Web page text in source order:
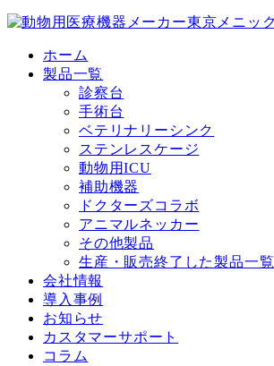
ホーム
製品一覧
診察台
手術台
ベテリナリーシンク
ステンレスケージ
動物用ICU
補助機器
ドクターズコラボ
アニマルネッカー
その他製品
生産・販売終了した製品一覧
会社情報
導入事例
お知らせ
カスタマーサポート
コラム